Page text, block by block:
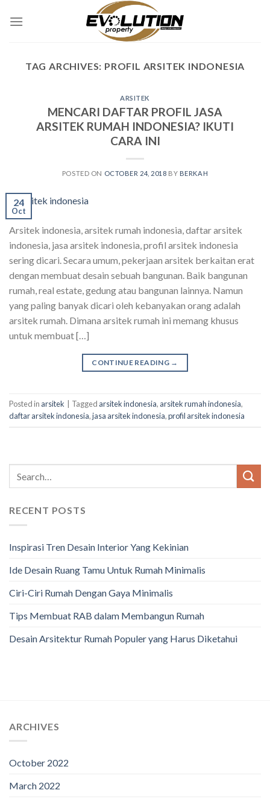
TAG ARCHIVES: PROFIL ARSITEK INDONESIA
ARSITEK
MENCARI DAFTAR PROFIL JASA
ARSITEK RUMAH INDONESIA? IKUTI
CARA INI
POSTED ON OCTOBER 24, 2018 BY BERKAH
24
Oct
Arsitek indonesia, arsitek rumah indonesia, daftar arsitek
indonesia, jasa arsitek indonesia, profil arsitek indonesia
sering dicari. Secara umum, pekerjaan arsitek berkaitan erat
dengan membuat desain sebuah bangunan. Baik bangunan
rumah, real estate, gedung atau bangunan lainnya. Namun
yang paling banyak dicari oleh kebanyakan orang adalah
arsitek rumah. Dimana arsitek rumah ini memang khusus
untuk membuat […]
CONTINUE READING →
Posted in arsitek Tagged arsitek indonesia, arsitek rumah indonesia,
daftar arsitek indonesia,jasa arsitek indonesia,profil arsitek indonesia
RECENT POSTS
Inspirasi Tren Desain Interior Yang Kekinian
Ide Desain Ruang Tamu Untuk Rumah Minimalis
Ciri-Ciri Rumah Dengan Gaya Minimalis
Tips Membuat RAB dalam Membangun Rumah
Desain Arsitektur Rumah Populer yang Harus Diketahui
ARCHIVES
October 2022
March 2022